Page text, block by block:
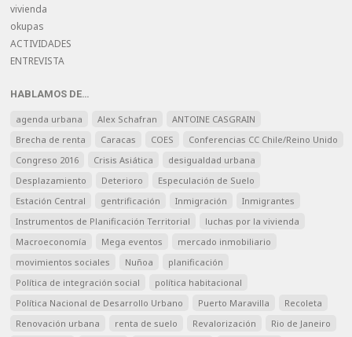
vivienda
okupas
ACTIVIDADES
ENTREVISTA
HABLAMOS DE…
agenda urbana Alex Schafran
ANTOINE CASGRAIN
Brecha de renta
Caracas COES
Conferencias CC Chile/Reino Unido
Congreso 2016
Crisis Asiática
desigualdad urbana
Desplazamiento
Deterioro
Especulación de Suelo
Estación Central
gentrificación Inmigración
Inmigrantes
Instrumentos de Planificación Territorial
luchas por la vivienda
Macroeconomía
Mega eventos
mercado inmobiliario
movimientos sociales
Nuñoa
planificación
Política de integración social
política habitacional
Política Nacional de Desarrollo Urbano
Puerto Maravilla
Recoleta
Renovación urbana
renta de suelo Revalorización
Rio de Janeiro